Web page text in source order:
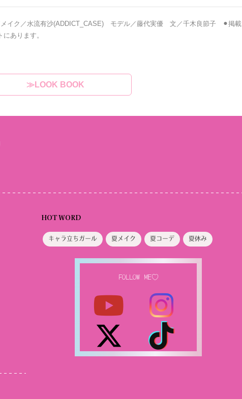
ク／水流有沙(ADDICT_CASE) モデル／藤代実優
文／千木良節子 ⚫︎掲載
あります。
≫LOOK BOOK
HOT WORD
キャラ立ちガール 夏メイク 夏コーデ 夏休み
FOLLOW ME♡